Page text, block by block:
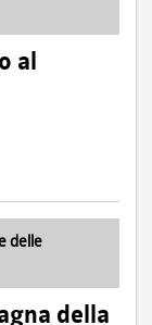
al
delle
della